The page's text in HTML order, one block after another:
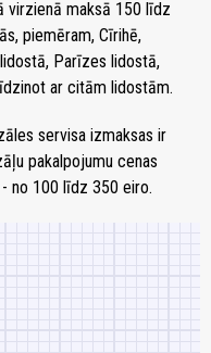
virzienā maksā 150 līdz
piemēram, Cīrihē,
Parīzes lidostā,
ar citām lidostām.
servisa izmaksas ir
pakalpojumu cenas
no 100 līdz 350 eiro.